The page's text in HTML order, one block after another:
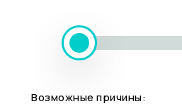
Возможные причины: